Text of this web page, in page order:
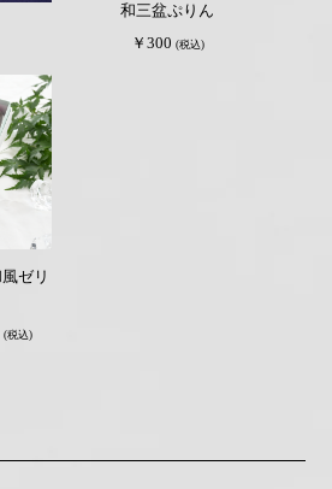
和三盆ぷりん
￥300 (税込)
ゼリ
(税込)